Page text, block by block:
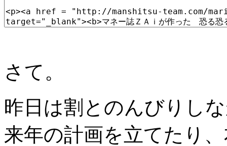
さて。
昨日は割とのんびりし
来年の計画を立てたり